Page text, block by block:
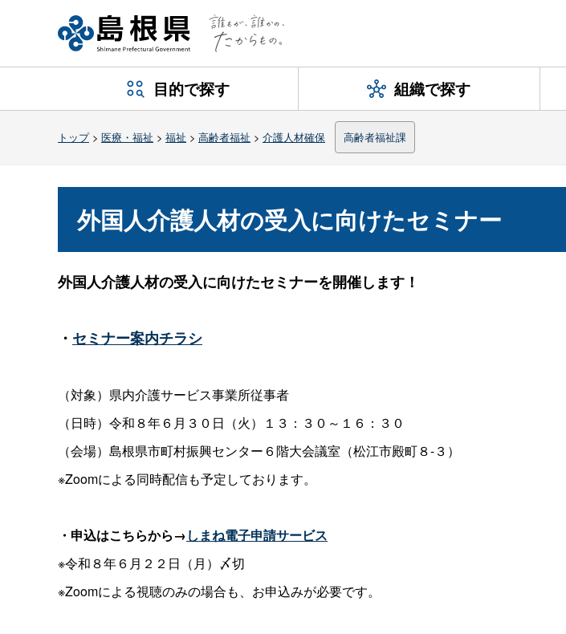
目的で探す 組織で探す
トップ> 医療・福祉 > 福祉 > 高齢者福祉 > 介護人材確保 高齢者福祉課
外国人介護人材の受入に向けたセミナー
外国人介護人材の受入に向けたセミナーを開催します！
・ セミナー案内チラシ
（対象）県内介護サービス事業所従事者
（日時）令和８年６月３０日（火）１３：３０～１６：３０
（会場）島根県市町村振興センター６階大会議室（松江市殿町８-３）
※Zoomによる同時配信も予定しております。
・申込はこちらから→しまね電子申請サービス
※令和８年６月２２日（月）〆切
※Zoomによる視聴のみの場合も、お申込みが必要です。